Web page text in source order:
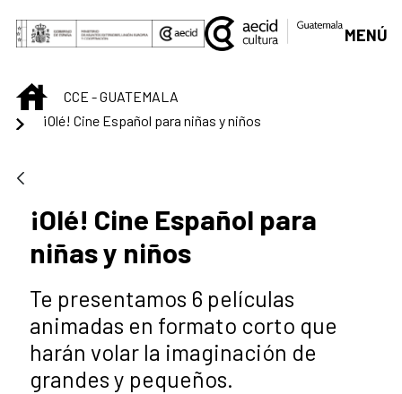
Saltar al contenido principal
MENÚ
INICIOCCE - GUATEMALA
¡Olé! Cine Español para niñas y niños
¡Olé! Cine Español para
niñas y niños
Te presentamos 6 películas
animadas en formato corto que
harán volar la imaginación de
grandes y pequeños.